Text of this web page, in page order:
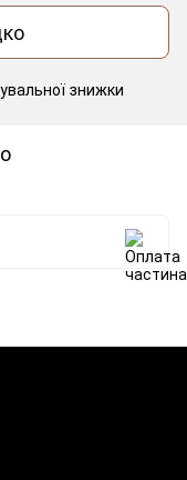
знижки